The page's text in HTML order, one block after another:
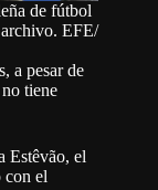
de fútbol
archivo. EFE/
a pesar de
tiene
Estêvão, el
con el